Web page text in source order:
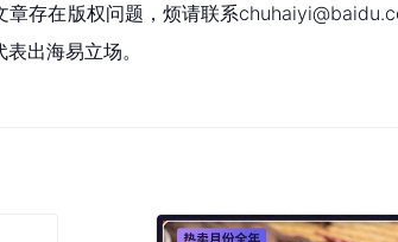
存在版权问题，烦请联系
出海易立场。